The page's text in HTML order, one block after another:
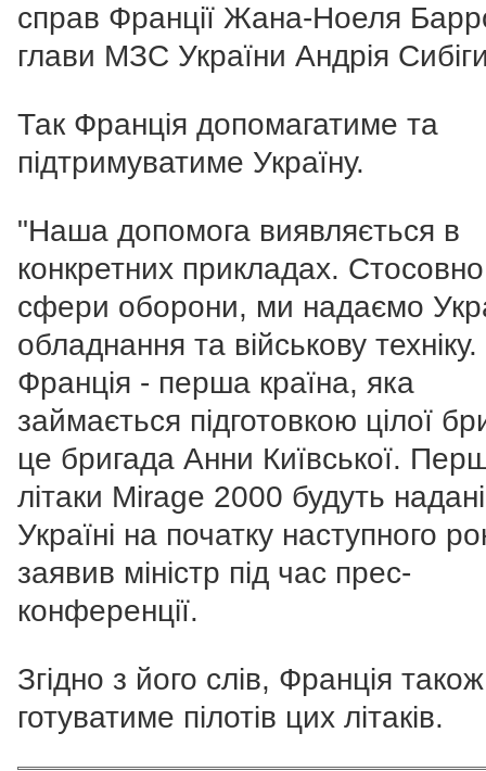
справ Франції Жана-Ноеля
глави МЗС України Андрія
Так Франція допомагатиме та
підтримуватиме Україну.
"Наша допомога виявляється в
конкретних прикладах. Стосовно
сфери оборони, ми надаємо
обладнання та військову
Франція - перша країна, яка
займається підготовкою цілої
це бригада Анни Київської.
літаки Mirage 2000 будуть надані
Україні на початку наступного
заявив міністр під час прес-
конференції.
Згідно з його слів, Франція також
готуватиме пілотів цих літаків.